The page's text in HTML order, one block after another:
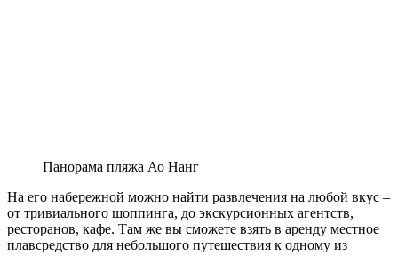
Панорама пляжа Ао Нанг
На его набережной можно найти развлечения на любой вкус –
от тривиального шоппинга, до экскурсионных агентств,
ресторанов, кафе. Там же вы сможете взять в аренду местное
плавсредство для небольшого путешествия к одному из